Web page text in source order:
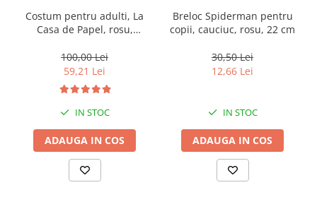
Costum pentru adulti, La
Casa de Papel, rosu,
100,00 Lei
59,21 Lei
IN STOC
ADAUGA IN COS
Breloc Spiderman pentru
copii, cauciuc, rosu, 22 cm
30,50 Lei
12,66 Lei
IN STOC
ADAUGA IN COS